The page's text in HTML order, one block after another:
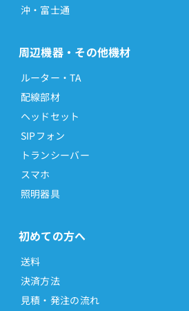
沖・富士通
周辺機器・その他機材
ルーター・TA
配線部材
ヘッドセット
SIPフォン
トランシーバー
スマホ
照明器具
初めての方へ
送料
決済方法
見積・発注の流れ